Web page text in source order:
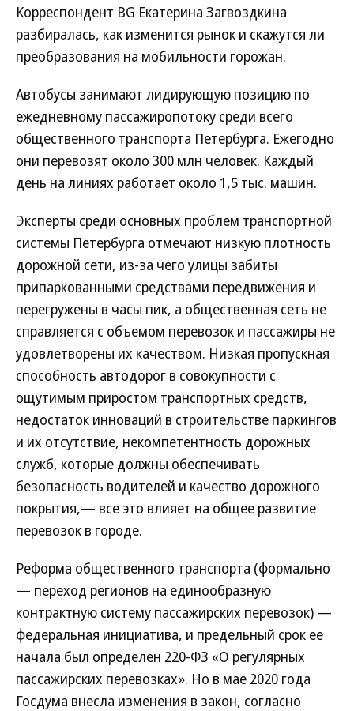
Корреспондент BG Екатерина Загвоздкина
разбиралась, как изменится рынок и скажутся ли
преобразования на мобильности горожан.
Автобусы занимают лидирующую позицию по
ежедневному пассажиропотоку среди всего
общественного транспорта Петербурга. Ежегодно
они перевозят около 300 млн человек. Каждый
день на линиях работает около 1,5 тыс. машин.
Эксперты среди основных проблем транспортной
системы Петербурга отмечают низкую плотность
дорожной сети, из-за чего улицы забиты
припаркованными средствами передвижения и
перегружены в часы пик, а общественная сеть не
справляется с объемом перевозок и пассажиры не
удовлетворены их качеством. Низкая пропускная
способность автодорог в совокупности с
ощутимым приростом транспортных средств,
недостаток инноваций в строительстве паркингов
и их отсутствие, некомпетентность дорожных
служб, которые должны обеспечивать
безопасность водителей и качество дорожного
покрытия,— все это влияет на общее развитие
перевозок в городе.
Реформа общественного транспорта (формально
— переход регионов на единообразную
контрактную систему пассажирских перевозок) —
федеральная инициатива, и предельный срок ее
начала был определен 220-ФЗ «О регулярных
пассажирских перевозках». Но в мае 2020 года
Госдума внесла изменения в закон, согласно